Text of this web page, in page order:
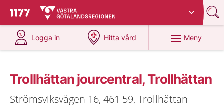
Till startsidan för 1177
Du har valt region
Logga in
på 1177.se
Hitta vård
på 1177.se
Meny
Trollhättan jourcentral, Trollhättan
Strömsviksvägen 16, 461 59, Trollhättan